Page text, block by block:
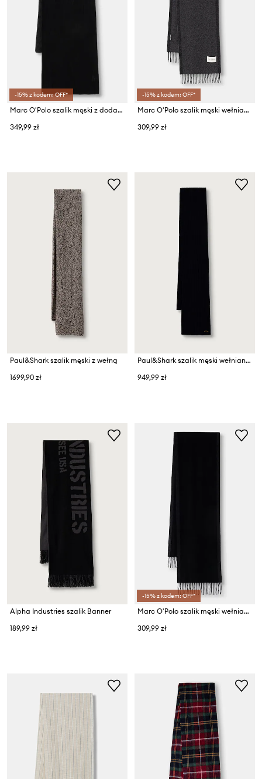
-15% z kodem: OFF*
Marc O'Polo szalik męski z dodatkiem wełny
349,99 zł
-15% z kodem: OFF*
Marc O'Polo szalik męski wełniany
309,99 zł
Paul&Shark szalik męski z wełną
1699,90 zł
Paul&Shark szalik męski wełniany
949,99 zł
Alpha Industries szalik Banner
189,99 zł
-15% z kodem: OFF*
Marc O'Polo szalik męski wełniany
309,99 zł